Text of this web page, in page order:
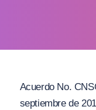
Acuerdo No.
septiembre de